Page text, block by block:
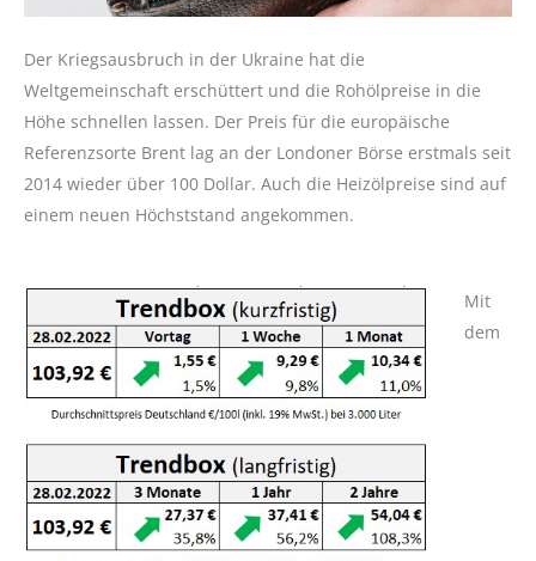
Der Kriegsausbruch in der Ukraine hat die
Weltgemeinschaft erschüttert und die Rohölpreise in die
Höhe schnellen lassen. Der Preis für die europäische
Referenzsorte Brent lag an der Londoner Börse erstmals seit
2014 wieder über 100 Dollar. Auch die Heizölpreise sind auf
einem neuen Höchststand angekommen.
Mit
dem